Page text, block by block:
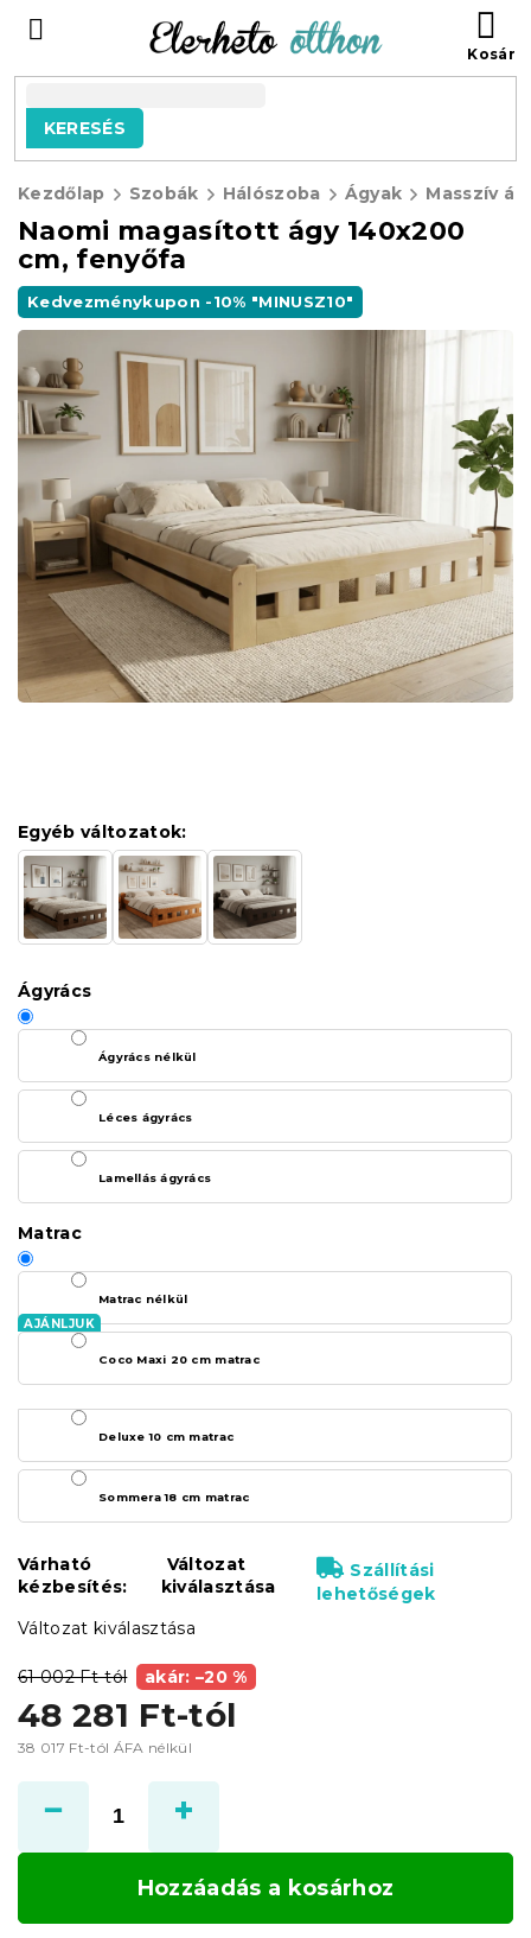
tartalomhoz
KERESÉS
Kezdőlap Szobák Hálószoba Ágyak Masszív
Naomi magasított ágy 140x200
cm, fenyőfa
Kedvezménykupon -10% "MINUSZ10"
61 002 Ft-tól akár: –20 %
48 281 Ft-tól
38 017 Ft-tól ÁFA nélkül
Változat kiválasztása
Egyéb változatok:
Ágyrács
Ágyrács nélkül
Léces ágyrács
Lamellás ágyrács
Matrac
Matrac nélkül
Coco Maxi 20 cm matrac
Deluxe 10 cm matrac
Sommera 18 cm matrac
Várható
kézbesítés:
Változat
kiválasztása
Szállítási
lehetőségek
Hozzáadás a kosárhoz